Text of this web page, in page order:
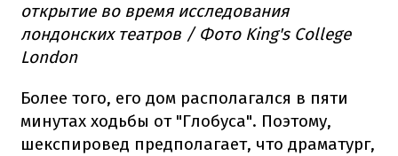
открытие во время исследования
лондонских театров / Фото King's College
London
Более того, его дом располагался в пяти
минутах ходьбы от "Глобуса". Поэтому,
шекспировед предполагает, что драматург,